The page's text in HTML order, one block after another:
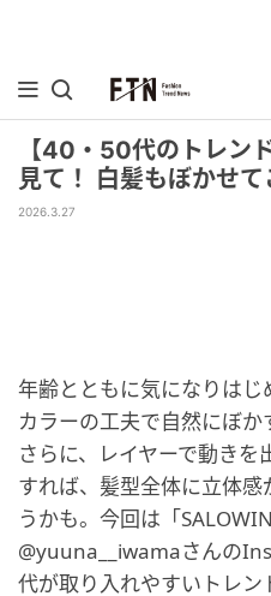
【40・50代のトレン
見て！ 白髪もぼかせ
2026.3.27
年齢とともに気になりは
カラーの工夫で自然にぼか
さらに、レイヤーで動きを
すれば、髪型全体に立体
うかも。今回は「
@yuuna__iwamaさんの
代が取り入れやすいトレ